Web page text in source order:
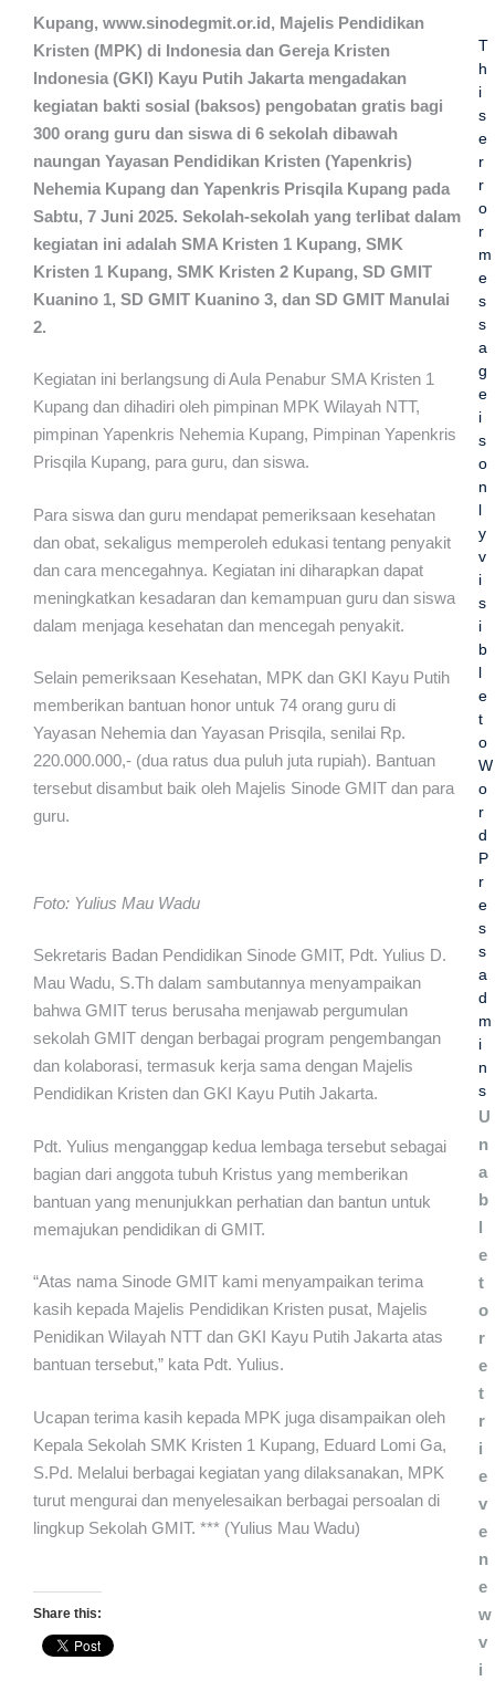
Kupang, www.sinodegmit.or.id, Majelis Pendidikan
Kristen (MPK) di Indonesia dan Gereja Kristen
Indonesia (GKI) Kayu Putih Jakarta mengadakan
kegiatan bakti sosial (baksos) pengobatan gratis bagi
300 orang guru dan siswa di 6 sekolah dibawah
naungan Yayasan Pendidikan Kristen (Yapenkris)
Nehemia Kupang dan Yapenkris Prisqila Kupang pada
Sabtu, 7 Juni 2025. Sekolah-sekolah yang terlibat dalam
kegiatan ini adalah SMA Kristen 1 Kupang, SMK
Kristen 1 Kupang, SMK Kristen 2 Kupang, SD GMIT
Kuanino 1, SD GMIT Kuanino 3, dan SD GMIT Manulai
2.
Kegiatan ini berlangsung di Aula Penabur SMA Kristen 1
Kupang dan dihadiri oleh pimpinan MPK Wilayah NTT,
pimpinan Yapenkris Nehemia Kupang, Pimpinan Yapenkris
Prisqila Kupang, para guru, dan siswa.
Para siswa dan guru mendapat pemeriksaan kesehatan
dan obat, sekaligus memperoleh edukasi tentang penyakit
dan cara mencegahnya. Kegiatan ini diharapkan dapat
meningkatkan kesadaran dan kemampuan guru dan siswa
dalam menjaga kesehatan dan mencegah penyakit.
Selain pemeriksaan Kesehatan, MPK dan GKI Kayu Putih
memberikan bantuan honor untuk 74 orang guru di
Yayasan Nehemia dan Yayasan Prisqila, senilai Rp.
220.000.000,- (dua ratus dua puluh juta rupiah). Bantuan
tersebut disambut baik oleh Majelis Sinode GMIT dan para
guru.
Foto: Yulius Mau Wadu
Sekretaris Badan Pendidikan Sinode GMIT, Pdt. Yulius D.
Mau Wadu, S.Th dalam sambutannya menyampaikan
bahwa GMIT terus berusaha menjawab pergumulan
sekolah GMIT dengan berbagai program pengembangan
dan kolaborasi, termasuk kerja sama dengan Majelis
Pendidikan Kristen dan GKI Kayu Putih Jakarta.
Pdt. Yulius menganggap kedua lembaga tersebut sebagai
bagian dari anggota tubuh Kristus yang memberikan
bantuan yang menunjukkan perhatian dan bantun untuk
memajukan pendidikan di GMIT.
“Atas nama Sinode GMIT kami menyampaikan terima
kasih kepada Majelis Pendidikan Kristen pusat, Majelis
Penidikan Wilayah NTT dan GKI Kayu Putih Jakarta atas
bantuan tersebut,” kata Pdt. Yulius.
Ucapan terima kasih kepada MPK juga disampaikan oleh
Kepala Sekolah SMK Kristen 1 Kupang, Eduard Lomi Ga,
S.Pd. Melalui berbagai kegiatan yang dilaksanakan, MPK
turut mengurai dan menyelesaikan berbagai persoalan di
lingkup Sekolah GMIT. *** (Yulius Mau Wadu)
Share this:
T
h
i
s
e
r
r
o
r
m
e
s
s
a
g
e
i
s
o
n
l
y
v
i
s
i
b
l
e
t
o
W
o
r
d
P
r
e
s
s
a
d
m
i
n
s
U
n
a
b
l
e
t
o
r
e
t
r
i
e
v
e
n
e
w
v
i